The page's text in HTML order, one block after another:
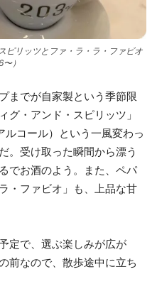
ピリッツとファ・ラ・ラ・ファビオ
〜）
までが自家製という季節限
グ・アンド・スピリッツ」
コール）という一風変わっ
。受け取った瞬間から漂う
でお酒のよう。また、ペパ
・ファビオ」も、上品な甘
定で、選ぶ楽しみが広が
前なので、散歩途中に立ち